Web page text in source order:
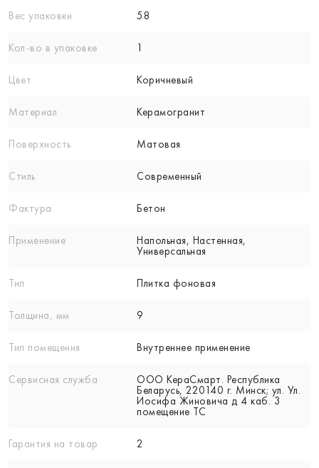
Вес упаковки 58
Кол-вo в упаковке 1
Цвет Коричневый
Материал Керамогранит
Поверхность Матовая
Стиль Современный
Фактура Бетон
Применение
Напольная, Настенная,
Универсальная
Тип Плитка фоновая
Толщина, мм 9
Тип помещения Внутреннее применение
Сервисная служба
ООО КераСмарт. Республика
Беларусь, 220140 г. Минск; ул. Ул.
Иосифа Жиновича д 4 каб. 3
помещение ТС
Гарантия на товар 2